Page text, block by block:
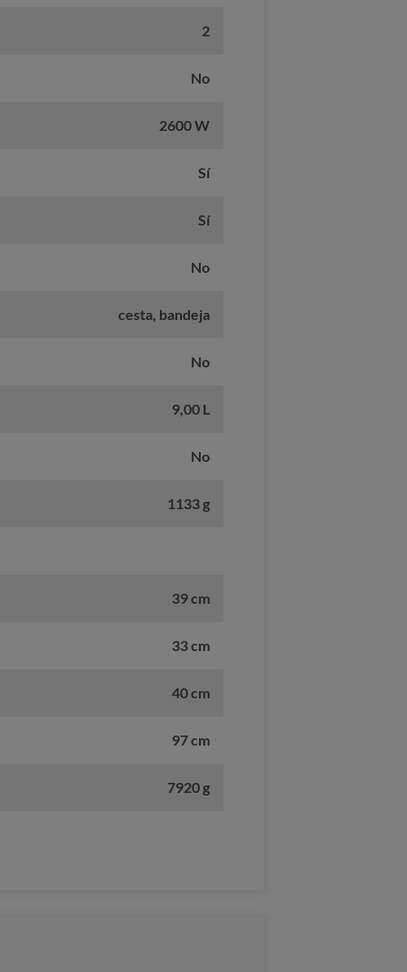
2
No
2600 W
Sí
Sí
No
cesta, bandeja
No
9,00 L
No
1133 g
39 cm
33 cm
40 cm
97 cm
7920 g